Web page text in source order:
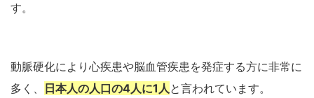
す。
動脈硬化により心疾患や脳血管疾患を発症する方に非常に
多く、
日本人の人口の4人に1人と言われています。